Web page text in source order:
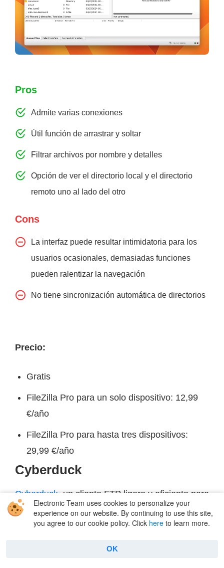
Pros
Admite varias conexiones
Útil función de arrastrar y soltar
Filtrar archivos por nombre y detalles
Opción de ver el directorio local y el directorio
remoto uno al lado del otro
Cons
La interfaz puede resultar intimidatoria para los
usuarios ocasionales, demasiadas funciones
pueden ralentizar la navegación
No tiene sincronización automática de directorios
Precio:
Gratis
FileZilla Pro para un solo dispositivo: 12,99
€/año
FileZilla Pro para hasta tres dispositivos:
29,99 €/año
Cyberduck
Cyberduck , un cliente FTP ligero y eficiente para
Mac y Windows, ofrece mucha compatibilidad
con distintos tipos de conexión y servicios en la
Electronic Team uses cookies to personalize your
experience on our website. By continuing to use this site,
you agree to our cookie policy. Click here to learn more.
OK